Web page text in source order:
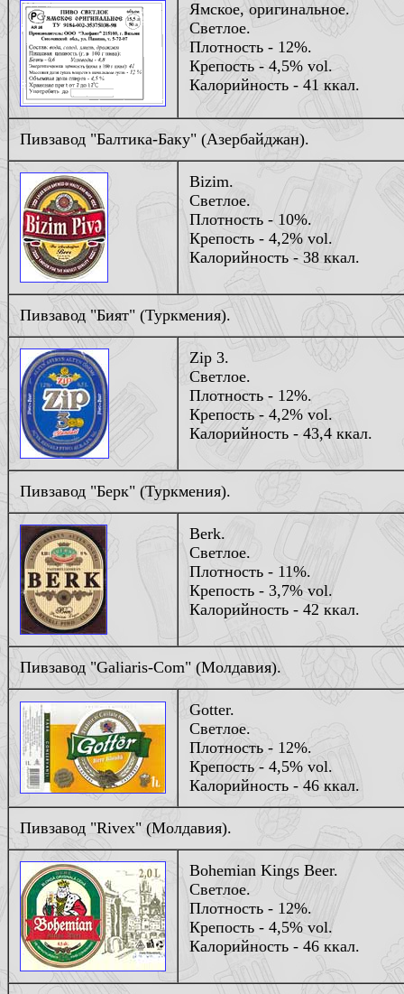
Ямское, оригинальное.
Светлое.
Плотность - 12%.
Крепость - 4,5% vol.
Калорийность - 41 ккал.
Пивзавод "Балтика-Баку" (Азербайджан).
Bizim.
Светлое.
Плотность - 10%.
Крепость - 4,2% vol.
Калорийность - 38 ккал.
Пивзавод "Бият" (Туркмения).
Zip 3.
Светлое.
Плотность - 12%.
Крепость - 4,2% vol.
Калорийность - 43,4 ккал.
Пивзавод "Берк" (Туркмения).
Berk.
Светлое.
Плотность - 11%.
Крепость - 3,7% vol.
Калорийность - 42 ккал.
Пивзавод "Galiaris-Com" (Молдавия).
Gotter.
Светлое.
Плотность - 12%.
Крепость - 4,5% vol.
Калорийность - 46 ккал.
Пивзавод "Rivex" (Молдавия).
Bohemian Kings Beer.
Светлое.
Плотность - 12%.
Крепость - 4,5% vol.
Калорийность - 46 ккал.